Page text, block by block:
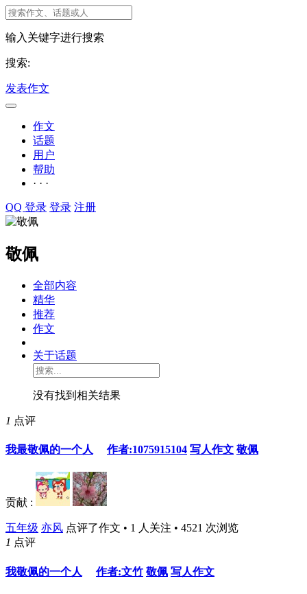
输入关键字进行搜索
搜索:
发表作文
作文
话题
用户
帮助
· · ·
QQ 登录 登录 注册
敬佩
全部内容
精华
推荐
作文
关于话题
没有找到相关结果
1 点评
我最敬佩的一个人 作者:1075915104 写人作文 敬佩
贡献 :
五年级 亦风 点评了作文 • 1 人关注 • 4521 次浏览
1 点评
我敬佩的一个人 作者:文竹 敬佩 写人作文